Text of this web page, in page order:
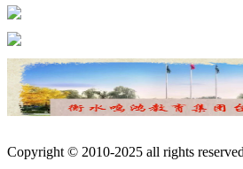
Copyright © 2010-2025 all rights